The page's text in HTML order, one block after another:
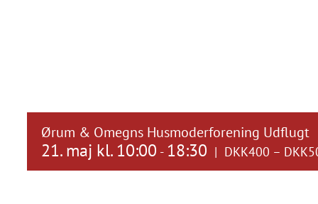
Ørum & Omegns Husmoderforening Udflugt
21. maj kl. 10:00 - 18:30 | DKK400 –